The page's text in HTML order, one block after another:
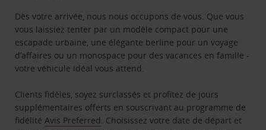
Dès votre arrivée, nous nous occupons de vous. Que vous
vous laissiez tenter par un modèle compact pour une
escapade urbaine, une élégante berline pour un voyage
d’affaires ou un monospace pour des vacances en famille -
votre véhicule idéal vous attend.
Clients fidèles, soyez surclassés et profitez de jours
supplémentaires offerts en souscrivant au programme de
fidélitéAvis Preferred. Choisissez votre date de départ et